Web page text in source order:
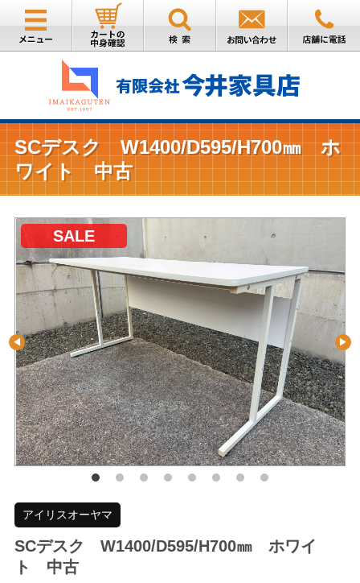
SCデスク W1400/D595/H700㎜ ホ
ワイト 中古
SALE
アイリスオーヤマ
SCデスク W1400/D595/H700㎜ ホワイ
ト 中古